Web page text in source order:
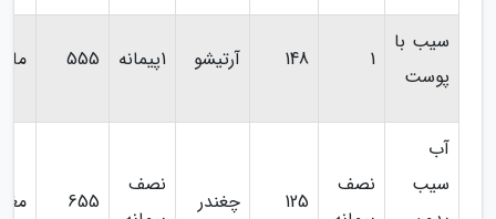
سیب با
پوست
1
148 آرتیشو 1پیمانه 555
آب
سیب
نصف
125 چغندر
نصف
655